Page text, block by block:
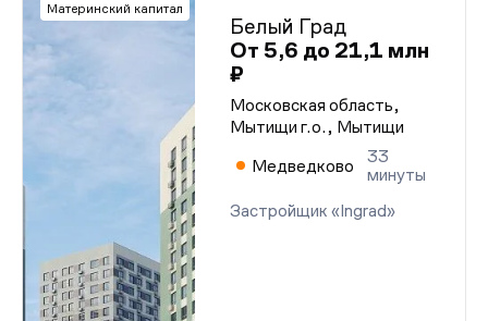
Материнский капитал
Белый Град
От 5,6 до 21,1 млн
₽
Московская область,
Мытищи г.о., Мытищи
Медведково
33
минуты
Застройщик «Ingrad»